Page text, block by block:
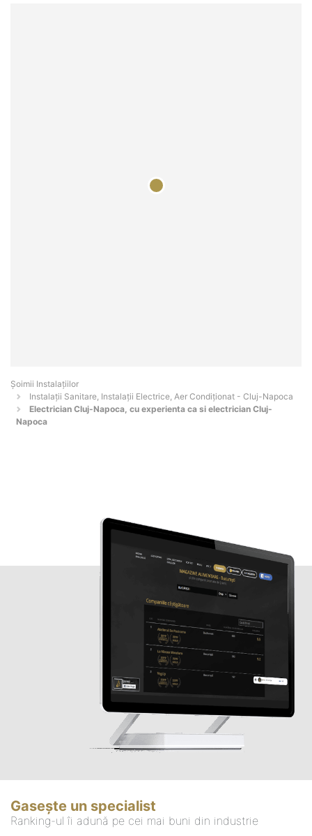
Şoimii Instalaţiilor
Instalații Sanitare, Instalații Electrice, Aer Condiționat - Cluj-Napoca
Electrician Cluj-Napoca, cu experienta ca si electrician Cluj-
Napoca
Gasește un specialist
Ranking-ul îi adună pe cei mai buni din industrie